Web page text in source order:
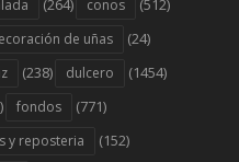
(264) conos (512)
de uñas (24)
(238) dulcero (1454)
fondos (771)
y reposteria (152)